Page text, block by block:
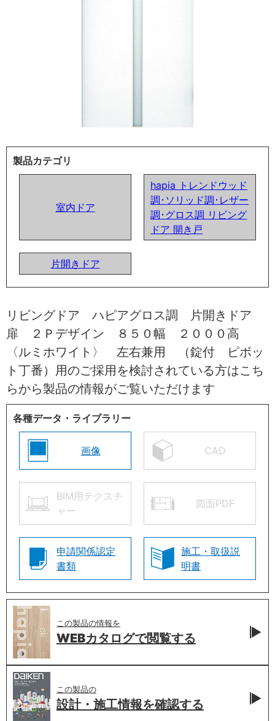
製品カテゴリ
室内ドア
hapia トレンドウッド
調･ソリッド調･レザー
調･グロス調 リビング
ドア 開き戸
片開きドア
リビングドア ハピアグロス調 片開きドア
扉 ２Ｐデザイン ８５０幅 ２０００高
〈ルミホワイト〉 左右兼用 （錠付 ピボッ
ト丁番）用のご採用を検討されている方はこち
らから製品の情報がご覧いただけます
各種データ・ライブラリー
画像 CAD
BIM用テクスチ
ャー
図面PDF
申請関係認定
書類
施工・取扱説
明書
この製品の情報を
WEBカタログで閲覧する
この製品の
設計・施工情報を確認する